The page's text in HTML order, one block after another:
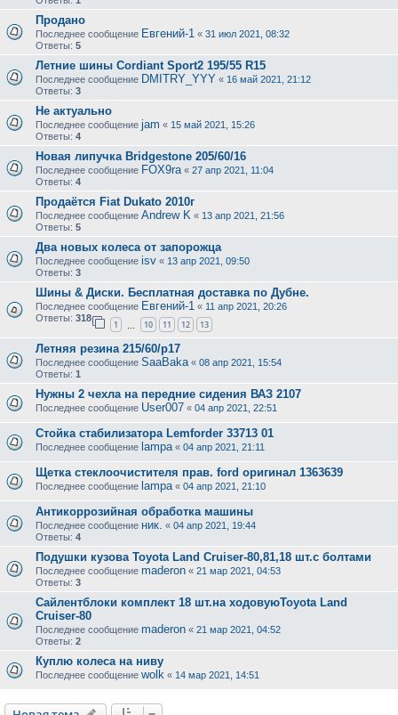
Продано
Последнее сообщение Евгений-1 « 31 июл 2021, 08:32
Ответы: 5
Летние шины Cordiant Sport2 195/55 R15
Последнее сообщение DMITRY_YYY « 16 май 2021, 21:12
Ответы: 3
Не актуально
Последнее сообщение jam « 15 май 2021, 15:26
Ответы: 4
Новая липучка Bridgestone 205/60/16
Последнее сообщение FOX9ra« 27 апр 2021, 11:04
Ответы: 4
Продаётся Fiat Dukato 2010г
Последнее сообщение Andrew K « 13 апр 2021, 21:56
Ответы: 5
Два новых колеса от запорожца
Последнее сообщение isv « 13 апр 2021, 09:50
Ответы: 3
Шины & Диски. Бесплатная доставка по Дубне.
Последнее сообщение Евгений-1 « 11 апр 2021, 20:26
Ответы: 318
1 10 11 12 13
Летняя резина 215/60/р17
Последнее сообщение SaaBaka « 08 апр 2021, 15:54
Ответы: 1
Нужны 2 чехла на передние сидения ВАЗ 2107
Последнее сообщение User007 « 04 апр 2021, 22:51
Стойка стабилизатора Lemforder 33713 01
Последнее сообщение lampa « 04 апр 2021, 21:11
Щетка стеклоочистителя прав. ford оригинал 1363639
Последнее сообщение lampa « 04 апр 2021, 21:10
Антикоррозийная обработка машины
Последнее сообщение ник. « 04 апр 2021, 19:44
Ответы: 4
Подушки кузова Toyota Land Cruiser-80,81,18 шт.с болтами
Последнее сообщение maderon « 21 мар 2021, 04:53
Ответы: 3
Сайлентблоки комплект 18 шт.на ходовуюToyota Land
Cruiser-80
Последнее сообщение maderon « 21 мар 2021, 04:52
Ответы: 2
Куплю колеса на ниву
Последнее сообщение wolk « 14 мар 2021, 14:51